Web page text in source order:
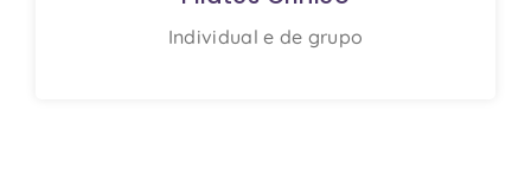
Individual e de grupo